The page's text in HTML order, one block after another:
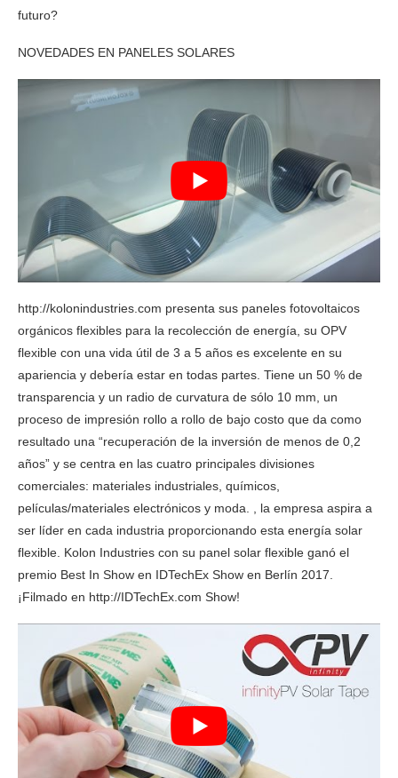
futuro?
NOVEDADES EN PANELES SOLARES
http://kolonindustries.com presenta sus paneles fotovoltaicos
orgánicos flexibles para la recolección de energía, su OPV
flexible con una vida útil de 3 a 5 años es excelente en su
apariencia y debería estar en todas partes. Tiene un 50 % de
transparencia y un radio de curvatura de sólo 10 mm, un
proceso de impresión rollo a rollo de bajo costo que da como
resultado una “recuperación de la inversión de menos de 0,2
años” y se centra en las cuatro principales divisiones
comerciales: materiales industriales, químicos,
películas/materiales electrónicos y moda. , la empresa aspira a
ser líder en cada industria proporcionando esta energía solar
flexible. Kolon Industries con su panel solar flexible ganó el
premio Best In Show en IDTechEx Show en Berlín 2017.
¡Filmado en http://IDTechEx.com Show!